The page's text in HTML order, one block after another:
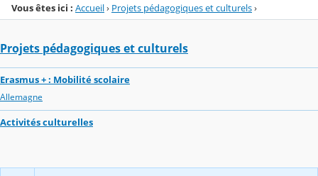
Vous êtes ici : Accueil› Projets pédagogiques et culturels›
Projets pédagogiques et culturels
Erasmus + : Mobilité scolaire
Allemagne
Activités culturelles